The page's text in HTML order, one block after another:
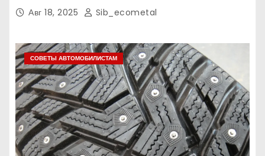
Авг 18, 2025 Sib_ecometal
СОВЕТЫ АВТОМОБИЛИСТАМ